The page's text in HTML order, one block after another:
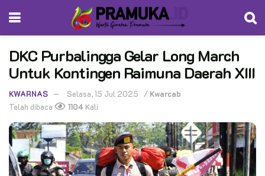
DKC Purbalingga Gelar Long March
Untuk Kontingen Raimuna Daerah XIII
KWARNAS Selasa, 15 Jul 2025 / Kwarcab
Telah dibaca
1104 Kali